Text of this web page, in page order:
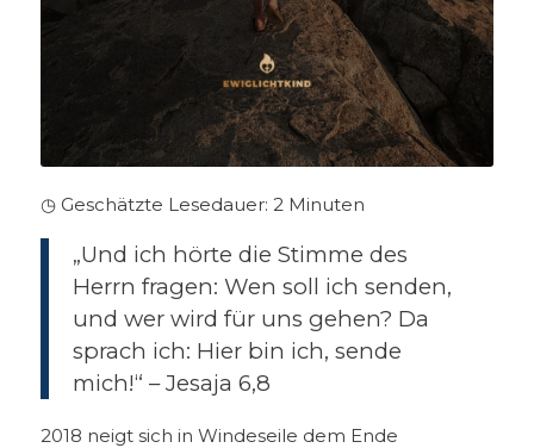
◷ Geschätzte Lesedauer: 2 Minuten
„Und ich hörte die Stimme des
Herrn fragen: Wen soll ich senden,
und wer wird für uns gehen? Da
sprach ich: Hier bin ich, sende
mich!“ – Jesaja 6,8
2018 neigt sich in Windeseile dem Ende